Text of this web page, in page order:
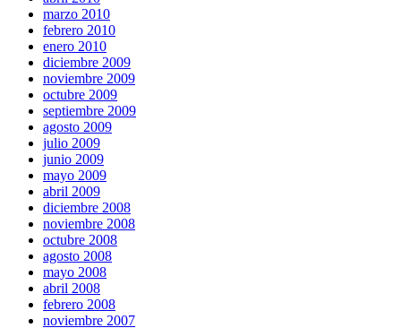
marzo 2010
febrero 2010
enero 2010
diciembre 2009
noviembre 2009
octubre 2009
septiembre 2009
agosto 2009
julio 2009
junio 2009
mayo 2009
abril 2009
diciembre 2008
noviembre 2008
octubre 2008
agosto 2008
mayo 2008
abril 2008
febrero 2008
noviembre 2007